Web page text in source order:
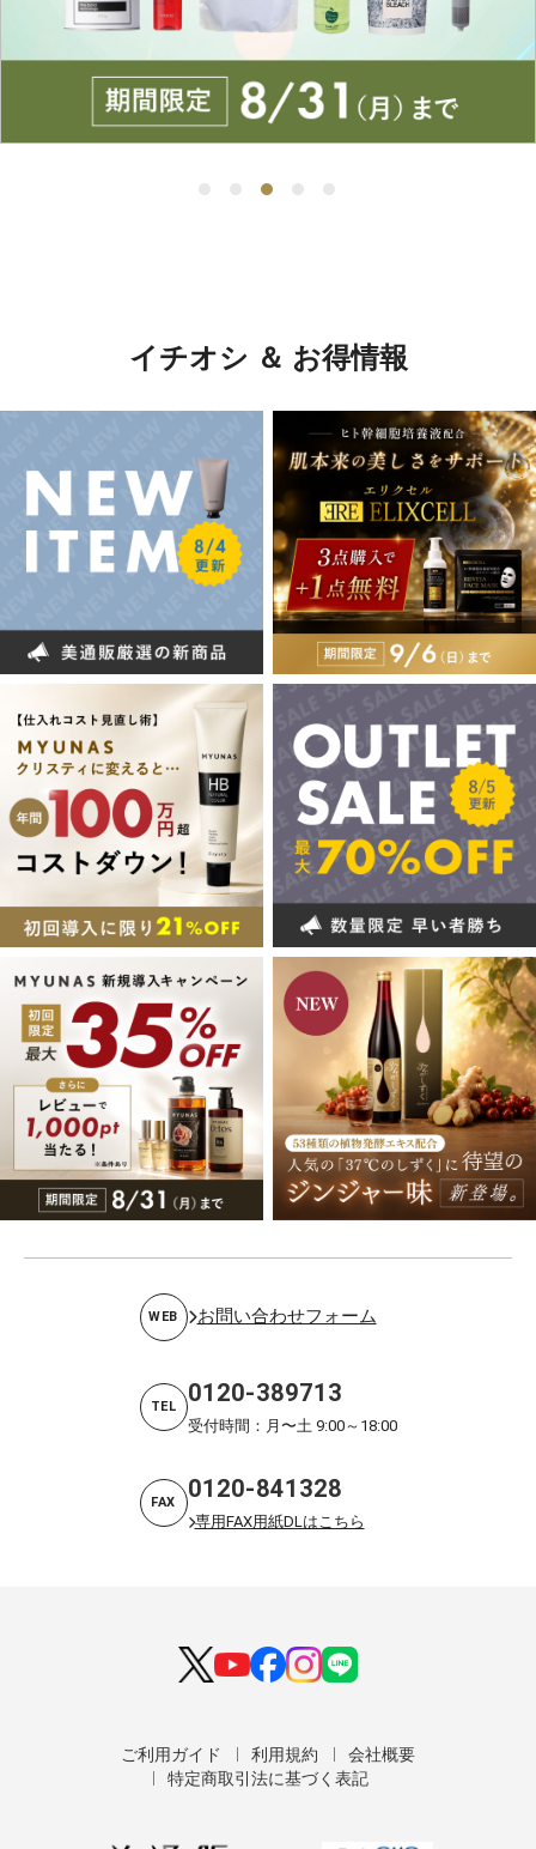
イチオシ ＆ お得情報
WEB お問い合わせフォーム
TEL 0120-389713
受付時間：月〜土 9:00～18:00
FAX 0120-841328
専用FAX用紙DLはこちら
ご利用ガイド 利用規約
会社概要
特定商取引法に基づく表記